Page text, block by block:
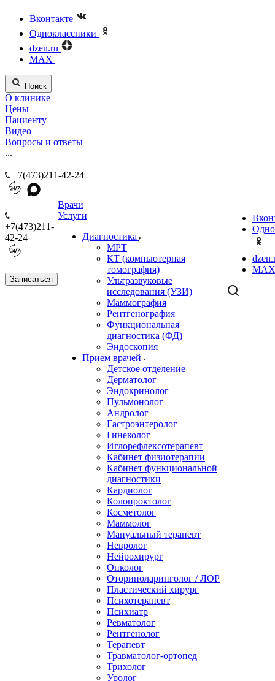
Вконтакте
Одноклассники
dzen.ru
MAX
Поиск
О клинике
Цены
Пациенту
Видео
Вопросы и ответы
...
+7(473)211-42-24
+7(473)211-
42-24
Записаться
Врачи
Услуги
Диагностика
МРТ
КТ (компьютерная
томография)
Ультразвуковые
исследования (УЗИ)
Маммография
Рентгенография
Функциональная
диагностика (ФД)
Эндоскопия
Прием врачей
Детское отделение
Дерматолог
Эндокринолог
Пульмонолог
Андролог
Гастроэнтеролог
Гинеколог
Иглорефлексотерапевт
Кабинет физиотерапии
Кабинет функциональной
диагностики
Кардиолог
Колопроктолог
Косметолог
Маммолог
Мануальный терапевт
Невролог
Нейрохирург
Онколог
Оториноларинголог / ЛОР
Пластический хирург
Психотерапевт
Психиатр
Ревматолог
Рентгенолог
Терапевт
Травматолог-ортопед
Трихолог
Уролог